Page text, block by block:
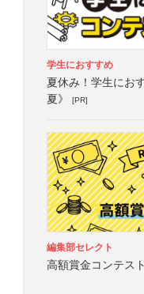
学生におすすめ
夏休み！学生にお
夏》
[PR]
編集部セレクト
高額賞金コンテス